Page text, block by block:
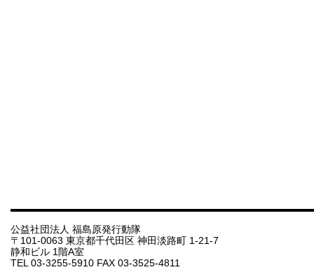
公益社団法人 福島原発行動隊
〒101-0063 東京都千代田区 神田淡路町 1-21-7
静和ビル 1階A室
TEL 03-3255-5910 FAX 03-3525-4811